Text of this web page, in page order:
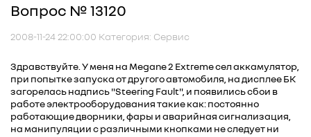
Вопрос № 13120
2008-11-24 22:00:00 Категория: Сервис
Здравствуйте. У меня на Megane 2 Extreme сел аккамулятор,
при попытке запуска от другого автомобиля, на дисплее БК
загорелась надпись "Steering Fault", и появились сбои в
работе электрооборудования такие как: постоянно
работающие дворники, фары и аварийная сигнализация,
на манипуляции с различными кнопками не следует ни